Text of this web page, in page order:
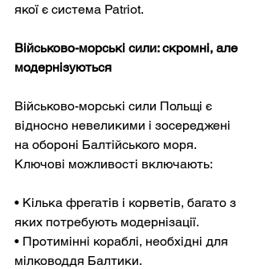
якої є система Patriot.
Військово-морські сили: скромні, але
модернізуються
Військово-морські сили Польщі є
відносно невеликими і зосереджені
на обороні Балтійського моря.
Ключові можливості включають:
• Кілька фрегатів і корветів, багато з
яких потребують модернізації.
• Протимінні кораблі, необхідні для
мілководдя Балтики.